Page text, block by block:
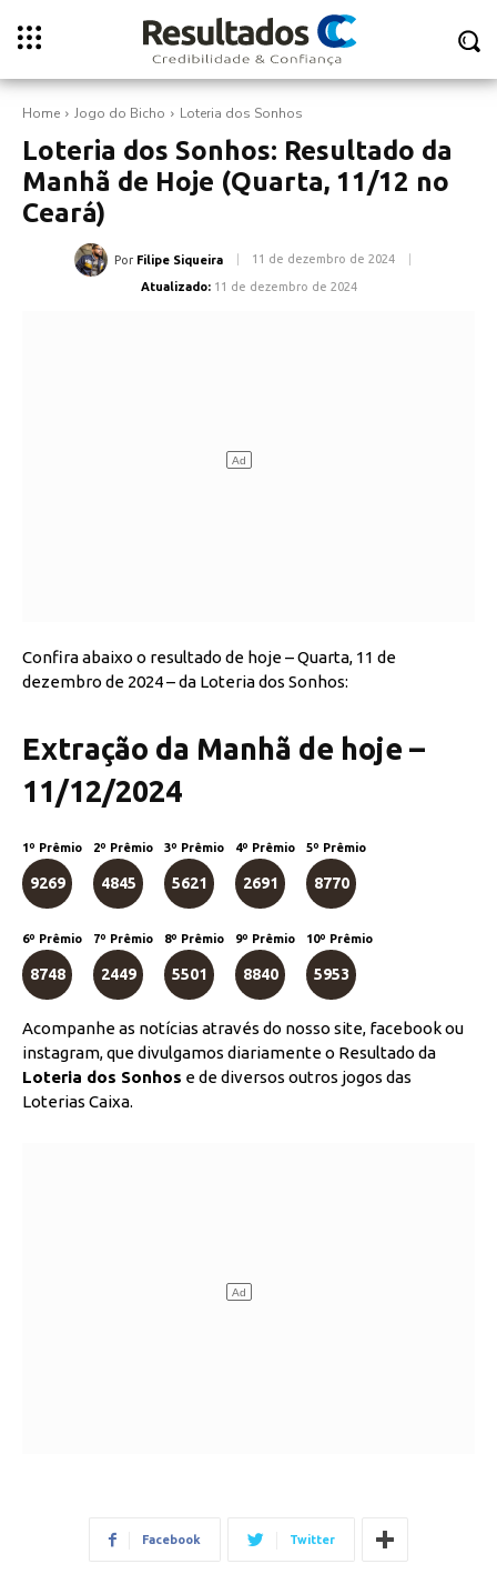
Home Jogo do Bicho Loteria dos Sonhos
Loteria dos Sonhos: Resultado da
Manhã de Hoje (Quarta, 11/12 no
Ceará)
Por Filipe Siqueira 11 de dezembro de 2024
Atualizado: 11 de dezembro de 2024
Confira abaixo o resultado de hoje – Quarta, 11 de
dezembro de 2024 – da Loteria dos Sonhos:
Extração da Manhã de hoje –
11/12/2024
1º Prêmio
9269
2º Prêmio
4845
3º Prêmio
5621
4º Prêmio
2691
5º Prêmio
8770
6º Prêmio
8748
7º Prêmio
2449
8º Prêmio
5501
9º Prêmio
8840
10º Prêmio
5953
Acompanhe as notícias através do nosso site, facebook ou
instagram, que divulgamos diariamente o Resultado da
Loteria dos Sonhos e de diversos outros jogos das
Loterias Caixa.
Facebook Twitter